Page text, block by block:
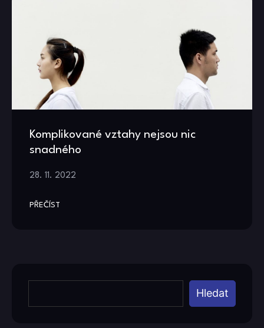
Komplikované vztahy nejsou nic
snadného
28. 11. 2022
PŘEČÍST
Hledat